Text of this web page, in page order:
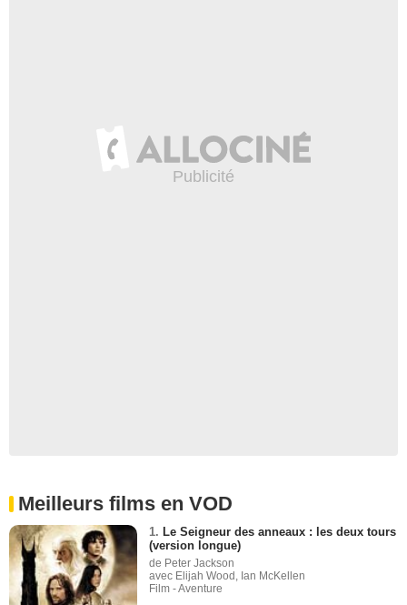
Meilleurs films en VOD
1. Le Seigneur des anneaux : les deux tours
(version longue)
de Peter Jackson
avec Elijah Wood, Ian McKellen
Film - Aventure